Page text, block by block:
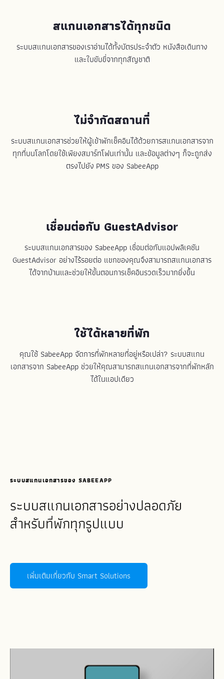
สแกนเอกสารได้ทุกชนิด
ระบบสแกนเอกสารของเราอ่านได้ทั้งบัตรประจำตัว หนังสือเดินทาง
และใบขับขี่จากทุกสัญชาติ
ไม่จำกัดสถานที่
ระบบสแกนเอกสารช่วยให้ผู้เข้าพักเช็คอินได้ด้วยการสแกนเอกสารจาก
ทุกที่บนโลกโดยใช้เพียงสมาร์ทโฟนเท่านั้น และข้อมูลต่างๆ ก็จะถูกส่ง
ตรงไปยัง PMS ของ SabeeApp
เชื่อมต่อกับ GuestAdvisor
ระบบสแกนเอกสารของ SabeeApp เชื่อมต่อกับแอปพลิเคชัน
GuestAdvisor อย่างไร้รอยต่อ แขกของคุณจึงสามารถสแกนเอกสาร
ได้จากบ้านและช่วยให้ขั้นตอนการเช็คอินรวดเร็วมากยิ่งขึ้น
ใช้ได้หลายที่พัก
คุณใช้ SabeeApp จัดการที่พักหลายที่อยู่หรือเปล่า? ระบบสแกน
เอกสารจาก SabeeApp ช่วยให้คุณสามารถสแกนเอกสารจากที่พักหลัก
ได้ในแอปเดียว
ระบบสแกนเอกสารของ SABEEAPP
ระบบสแกนเอกสารอย่างปลอดภัย
สำหรับที่พักทุกรูปแบบ
เพิ่มเติมเกี่ยวกับ Smart Solutions